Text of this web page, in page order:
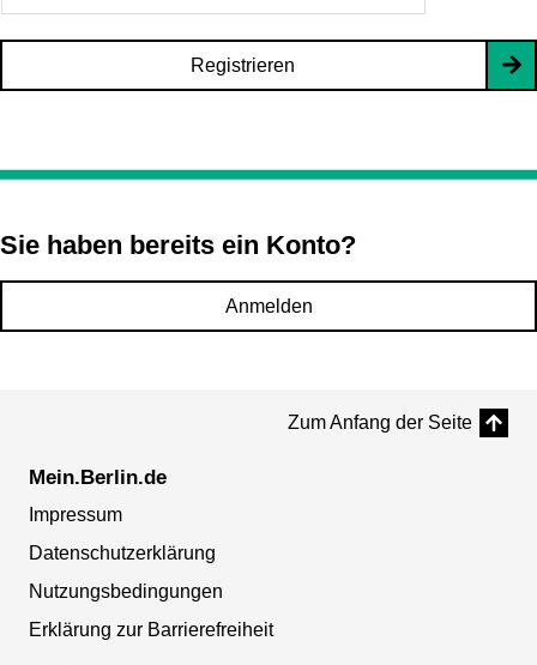
Registrieren
Sie haben bereits ein Konto?
Anmelden
Zum Anfang der Seite
Mein.Berlin.de
Impressum
Datenschutzerklärung
Nutzungsbedingungen
Erklärung zur Barrierefreiheit